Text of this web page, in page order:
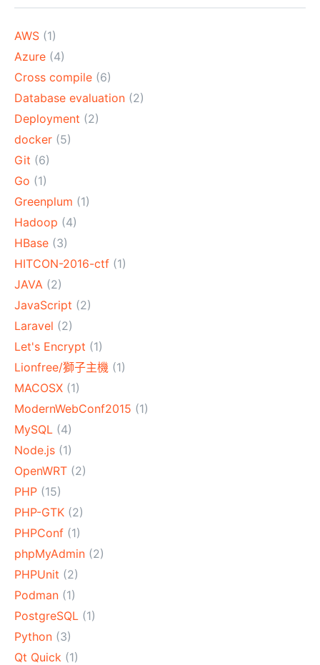
AWS (1)
Azure (4)
Cross compile (6)
Database evaluation (2)
Deployment (2)
docker (5)
Git (6)
Go (1)
Greenplum (1)
Hadoop (4)
HBase (3)
HITCON-2016-ctf (1)
JAVA (2)
JavaScript (2)
Laravel (2)
Let's Encrypt (1)
Lionfree/獅子主機 (1)
MACOSX (1)
ModernWebConf2015 (1)
MySQL (4)
Node.js (1)
OpenWRT (2)
PHP (15)
PHP-GTK (2)
PHPConf (1)
phpMyAdmin (2)
PHPUnit (2)
Podman (1)
PostgreSQL (1)
Python (3)
Qt Quick (1)